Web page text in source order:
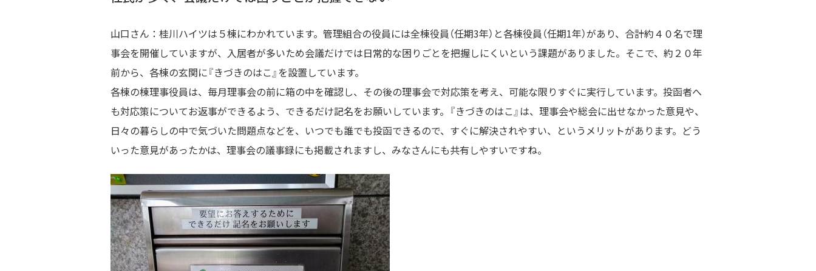
山口さん：桂川ハイツは５棟にわかれています。管理組合の役員には全棟役員（任期3年）と各棟役員（任期1年）があり、合計約４０名で理
事会を開催していますが、入居者が多いため会議だけでは日常的な困りごとを把握しにくいという課題がありました。そこで、約２０年
前から、各棟の玄関に『きづきのはこ』を設置しています。
各棟の棟理事役員は、毎月理事会の前に箱の中を確認し、その後の理事会で対応策を考え、可能な限りすぐに実行しています。投函者へ
も対応策についてお返事ができるよう、できるだけ記名をお願いしています。『きづきのはこ』は、理事会や総会に出せなかった意見や、
日々の暮らしの中で気づいた問題点などを、いつでも誰でも投函できるので、すぐに解決されやすい、というメリットがあります。どう
いった意見があったかは、理事会の議事録にも掲載されますし、みなさんにも共有しやすいですね。